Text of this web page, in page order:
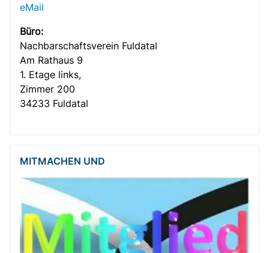
eMail
Büro:
Nachbar­­schafts­verein Fuldatal
Am Rathaus 9
1. Etage links,
Zimmer 200
34233 Fuldatal
MITMACHEN UND